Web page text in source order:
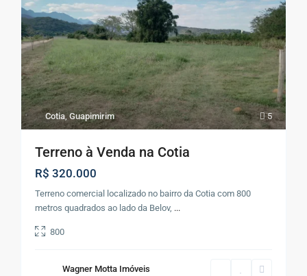
5
Cotia,Guapimirim
Terreno à Venda na Cotia
R$ 320.000
Terreno comercial localizado no bairro da Cotia com 800
metros quadrados ao lado da Belov, ...
800
Wagner Motta Imóveis